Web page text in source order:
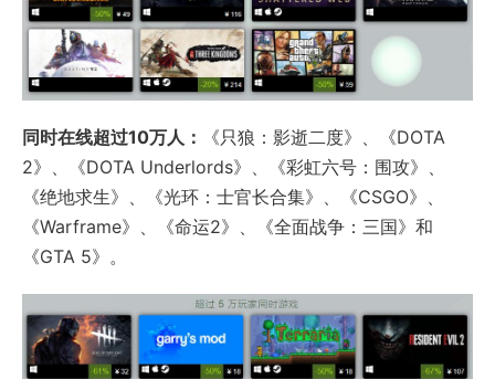
同时在线超过10万人：
《只狼：影逝二度》、《DOTA
2》、《DOTA Underlords》、《彩虹六号：围攻》、
《绝地求生》、《光环：士官长合集》、《CSGO》、
《Warframe》、《命运2》、《全面战争：三国》和
《GTA 5》。